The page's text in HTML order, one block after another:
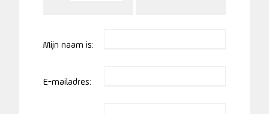
Mijn naam is:
E-mailadres: